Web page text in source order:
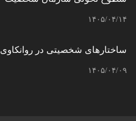
۱۴۰۵/۰۴/۱۴
ساختارهای شخصیتی در روانکاوی
۱۴۰۵/۰۴/۰۹